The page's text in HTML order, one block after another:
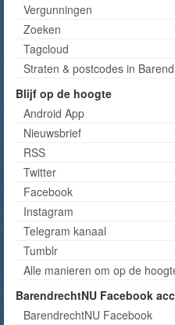
Vergunningen
Zoeken
Tagcloud
Straten & postcodes in
Blijf op de hoogte
Android App
Nieuwsbrief
RSS
Twitter
Facebook
Instagram
Telegram kanaal
Tumblr
Alle manieren om op de
BarendrechtNU Facebook
BarendrechtNU Facebook